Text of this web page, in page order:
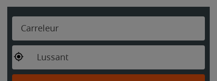
Carreleur
Lussant